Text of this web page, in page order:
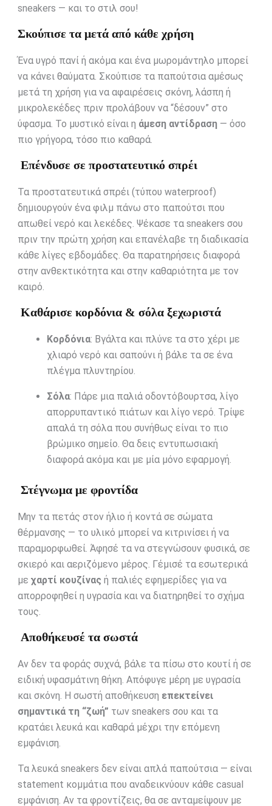
sneakers — και το στιλ σου!
Σκούπισε τα μετά από κάθε χρήση
Ένα υγρό πανί ή ακόμα και ένα μωρομάντηλο μπορεί
να κάνει θαύματα. Σκούπισε τα παπούτσια αμέσως
μετά τη χρήση για να αφαιρέσεις σκόνη, λάσπη ή
μικρολεκέδες πριν προλάβουν να “δέσουν” στο
ύφασμα. Το μυστικό είναι η άμεση αντίδραση— όσο
πιο γρήγορα, τόσο πιο καθαρά.
Επένδυσε σε προστατευτικό σπρέι
Τα προστατευτικά σπρέι (τύπου waterproof)
δημιουργούν ένα φιλμ πάνω στο παπούτσι που
απωθεί νερό και λεκέδες. Ψέκασε τα sneakers σου
πριν την πρώτη χρήση και επανέλαβε τη διαδικασία
κάθε λίγες εβδομάδες. Θα παρατηρήσεις διαφορά
στην ανθεκτικότητα και στην καθαριότητα με τον
καιρό.
Καθάρισε κορδόνια & σόλα ξεχωριστά
Κορδόνια: Βγάλτα και πλύνε τα στο χέρι με
χλιαρό νερό και σαπούνι ή βάλε τα σε ένα
πλέγμα πλυντηρίου.
Σόλα: Πάρε μια παλιά οδοντόβουρτσα, λίγο
απορρυπαντικό πιάτων και λίγο νερό. Τρίψε
απαλά τη σόλα που συνήθως είναι το πιο
βρώμικο σημείο. Θα δεις εντυπωσιακή
διαφορά ακόμα και με μία μόνο εφαρμογή.
Στέγνωμα με φροντίδα
Μην τα πετάς στον ήλιο ή κοντά σε σώματα
θέρμανσης — το υλικό μπορεί να κιτρινίσει ή να
παραμορφωθεί. Άφησέ τα να στεγνώσουν φυσικά, σε
σκιερό και αεριζόμενο μέρος. Γέμισέ τα εσωτερικά
με χαρτί κουζίνας ή παλιές εφημερίδες για να
απορροφηθεί η υγρασία και να διατηρηθεί το σχήμα
τους.
Αποθήκευσέ τα σωστά
Αν δεν τα φοράς συχνά, βάλε τα πίσω στο κουτί ή σε
ειδική υφασμάτινη θήκη. Απόφυγε μέρη με υγρασία
και σκόνη. Η σωστή αποθήκευση επεκτείνει
σημαντικά τη “ζωή” των sneakers σου και τα
κρατάει λευκά και καθαρά μέχρι την επόμενη
εμφάνιση.
Τα λευκά sneakers δεν είναι απλά παπούτσια — είναι
statement κομμάτια που αναδεικνύουν κάθε casual
εμφάνιση. Αν τα φροντίζεις, θα σε ανταμείψουν με